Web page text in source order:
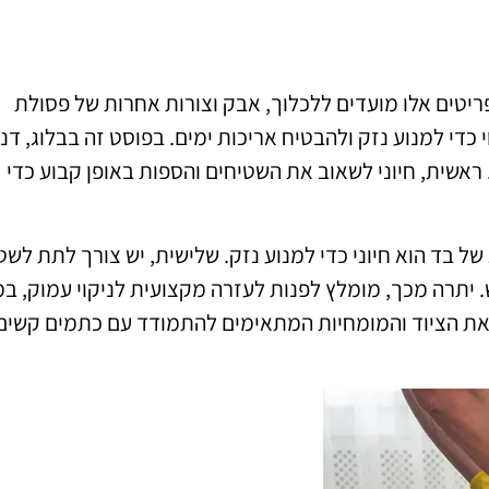
אלו מועדים ללכלוך, אבק וצורות אחרות של פסולת
למנוע נזק ולהבטיח אריכות ימים. בפוסט זה בבלוג,
חיוני לשאוב את השטיחים והספות באופן קבוע כדי
של בד הוא חיוני כדי למנוע נזק. שלישית, יש צורך לתת
מכך, מומלץ לפנות לעזרה מקצועית לניקוי עמוק,
הציוד והמומחיות המתאימים להתמודד עם כתמים